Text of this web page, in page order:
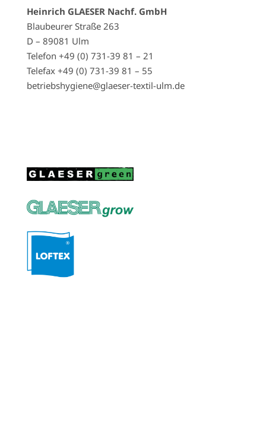
Heinrich GLAESER Nachf. GmbH
Blaubeurer Straße 263
D – 89081 Ulm
Telefon +49 (0) 731-39 81 – 21
Telefax +49 (0) 731-39 81 – 55
betriebshygiene@glaeser-textil-ulm.de